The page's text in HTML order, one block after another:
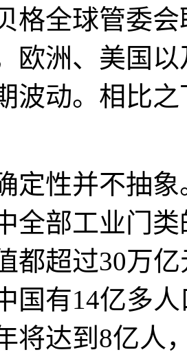
全球管委会
欧洲、美国
波动。相比
性并不抽象
全部工业门
都超过30万
国有14亿多
将达到8亿人